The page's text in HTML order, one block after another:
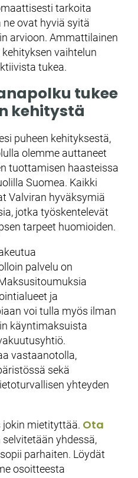
tarkoita
ovat hyviä syitä
arvioon. Ammattilainen
vaihtelun
tukea.
tukee
kehitystä
puheen kehityksestä,
olemme auttaneet
tuottamisen haasteissa
Suomea. Kaikki
Valviran hyväksymiä
jotka työskentelevät
tarpeet huomioiden.
palvelu on
ja
voi tulla myös ilman
käyntimaksuista
vastaanotolla,
sekä
yhteyden
jokin mietityttää. Ota
selvitetään yhdessä,
parhaiten. Löydät
osoitteesta